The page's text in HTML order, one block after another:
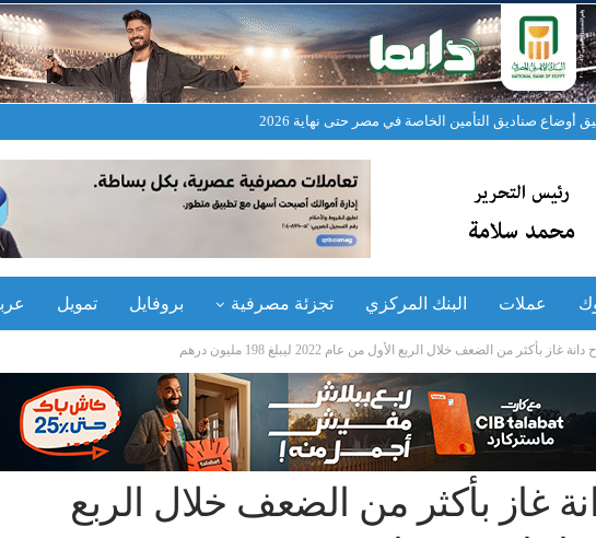
أوضاع صناديق التأمين الخاصة في مصر حتى نهاية 2026
عملات البنك المركزي تجزئة مصرفية بروفايل تمويل
بأكثر من الضعف خلال الربع الأول من عام 2022 ليبلغ 198 مليون درهم
غاز بأكثر من الضعف خلال الربع